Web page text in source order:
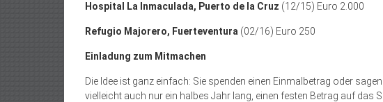
Hospital La Inmaculada, Puerto de la Cruz (12/15) Euro 2.000
Refugio Majorero, Fuerteventura (02/16) Euro 250
Einladung zum Mitmachen
Die Idee ist ganz einfach: Sie spenden einen Einmalbetrag oder
vielleicht auch nur ein halbes Jahr lang, einen festen Betrag auf